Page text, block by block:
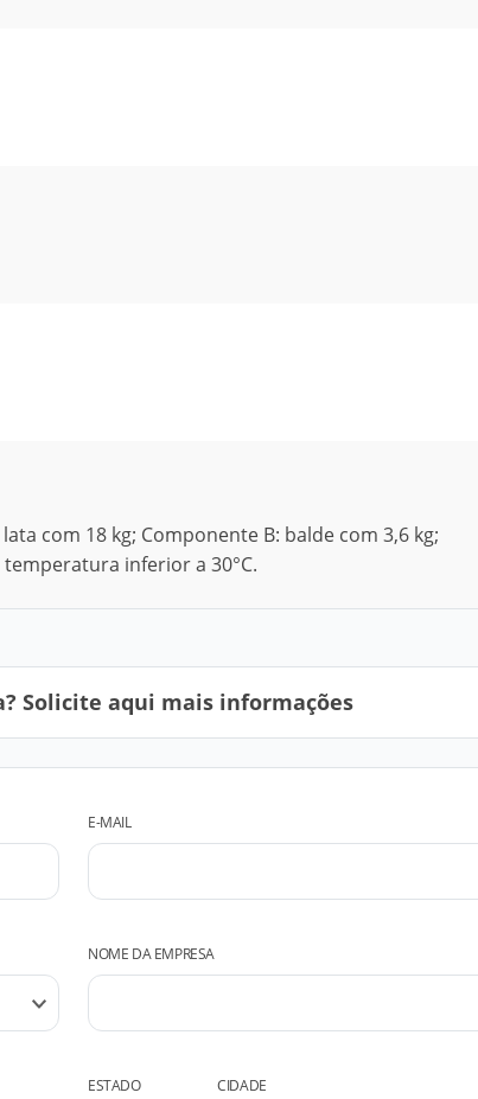
com 18 kg; Componente B: balde com 3,6 kg;
inferior a 30°C.
Solicite aqui mais informações
E-MAIL
NOME DA EMPRESA
ESTADO CIDADE